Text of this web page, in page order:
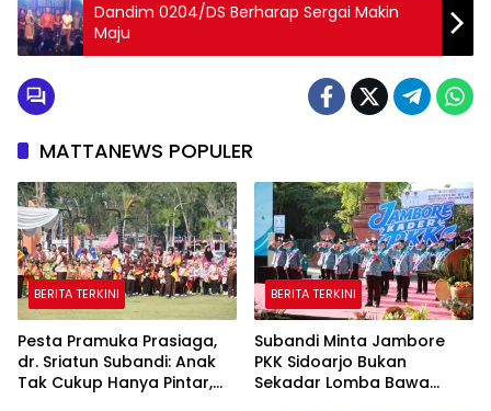
Dandim 0204/DS Berharap Sergai Makin
Maju
MATTANEWS POPULER
BERITA TERKINI
Pesta Pramuka Prasiaga,
dr. Sriatun Subandi: Anak
Tak Cukup Hanya Pintar,
BERITA TERKINI
Subandi Minta Jambore
PKK Sidoarjo Bukan
Sekadar Lomba Bawa